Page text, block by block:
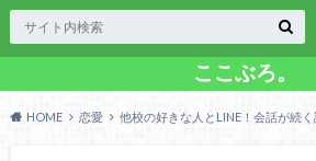
ここぶろ。
HOME 恋愛 他校の好きな人とLINE！会話が続く